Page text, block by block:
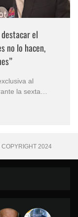
el
no lo hacen,
al
la sexta
del
2024